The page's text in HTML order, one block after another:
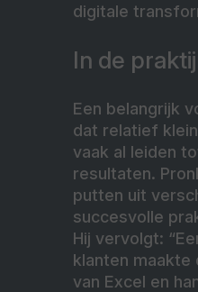
digitale
In de
Een belangrijk
dat relatief
vaak al leiden
resultaten.
putten uit
succesvolle
Hij vervolgt:
klanten maakte
van Excel en